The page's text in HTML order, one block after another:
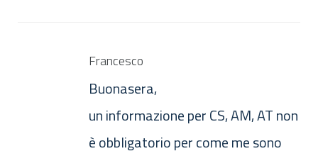
Francesco
Buonasera,
un informazione per CS, AM, AT non
è obbligatorio per come me sono